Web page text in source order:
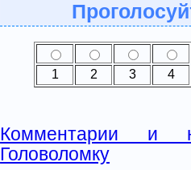
1 2 3 4
Комментарии и
Головоломку